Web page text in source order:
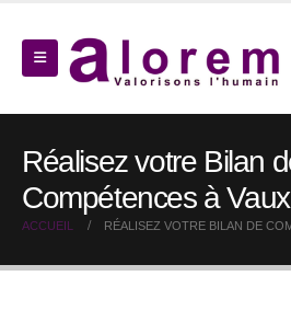
Réalisez votre Bilan
Compétences à
ACCUEIL RÉALISEZ VOTRE BILAN DE